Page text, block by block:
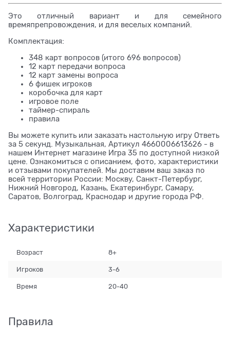
Это отличный вариант и для семейного
времяпрепровождения, и для веселых компаний.
Комплектация:
348 карт вопросов (итого 696 вопросов)
12 карт передачи вопроса
12 карт замены вопроса
6 фишек игроков
коробочка для карт
игровое поле
таймер-спираль
правила
Вы можете купить или заказать настольную игру Ответь
за 5 секунд. Музыкальная, Артикул 4660006613626 - в
нашем Интернет магазине Игра 35 по доступной низкой
цене. Ознакомиться с описанием, фото, характеристики
и отзывами покупателей. Мы доставим ваш заказ по
всей территории России: Москву, Санкт-Петербург,
Нижний Новгород, Казань, Екатеринбург, Самару,
Саратов, Волгоград, Краснодар и другие города РФ.
Характеристики
Возраст 8+
Игроков 3-6
Время 20-40
Правила